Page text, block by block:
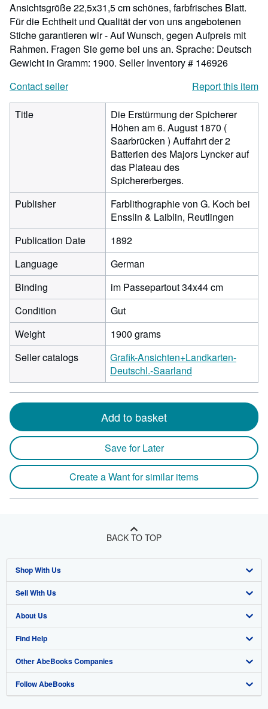
Ansichtsgröße 22,5x31,5 cm schönes, farbfrisches Blatt.
Für die Echtheit und Qualität der von uns angebotenen
Stiche garantieren wir - Auf Wunsch, gegen Aufpreis mit
Rahmen. Fragen Sie gerne bei uns an. Sprache: Deutsch
Gewicht in Gramm: 1900. Seller Inventory # 146926
Contact seller
Report this item
Title
Die Erstürmung der Spicherer
Höhen am 6. August 1870 (
Saarbrücken ) Auffahrt der 2
Batterien des Majors Lyncker auf
das Plateau des
Spichererberges.
Publisher
Farblithographie von G. Koch bei
Ensslin & Laiblin, Reutlingen
Publication Date
1892
Language
German
Binding
im Passepartout 34x44 cm
Condition
Gut
Weight
1900 grams
Seller catalogs
Grafik-Ansichten+Landkarten-
Deutschl.-Saarland
Add to basket
Save for Later
Create a Want for similar items
BACK TO TOP
Shop With Us
Advanced Search
Browse Collections
My Account
My Orders
View Basket
Sell With Us
Start Selling
Join Our Affiliate Program
Book Buyback
Refer a seller
About Us
About AbeBooks
Media
Careers
Find Help
Help
Customer Support
Other AbeBooks Companies
AbeBooks.co.uk
Follow AbeBooks